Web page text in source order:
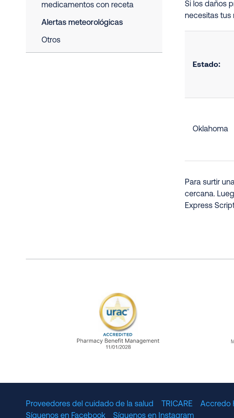
medicamentos con receta
Alertas meteorológicas
Otros
Si los daños
necesitas tus
Estado:
Oklahoma
Para surtir
cercana.
Express
Proveedores del cuidado de la salud TRICARE Accredo
Síguenos en Facebook
Síguenos en Instagram